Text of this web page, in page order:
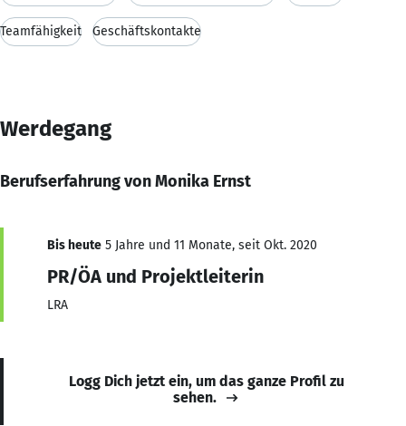
Teamfähigkeit Geschäftskontakte
Werdegang
Berufserfahrung von Monika Ernst
Bis heute 5 Jahre und 11 Monate, seit Okt. 2020
PR/ÖA und Projektleiterin
LRA
Logg Dich jetzt ein, um das ganze Profil zu
sehen.